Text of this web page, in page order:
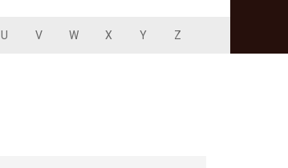
U V W X Y Z